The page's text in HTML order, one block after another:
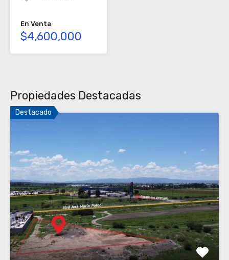
En Venta
$4,600,000
Propiedades Destacadas
Destacado